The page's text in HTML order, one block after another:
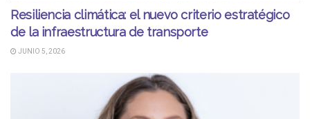
Resiliencia climática: el nuevo criterio estratégico
de la infraestructura de transporte
JUNIO 5, 2026